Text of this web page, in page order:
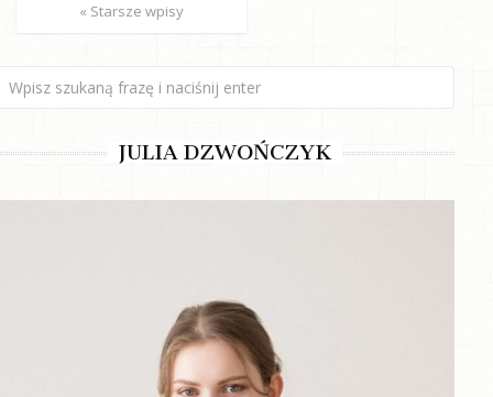
« Starsze wpisy
JULIA DZWOŃCZYK